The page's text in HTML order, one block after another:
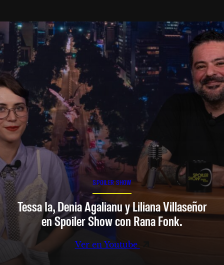
SPOILER SHOW
Tessa Ia, Denia Agalianu y Liliana Villaseñor
en Spoiler Show con Rana Fonk.
Ver en Youtube